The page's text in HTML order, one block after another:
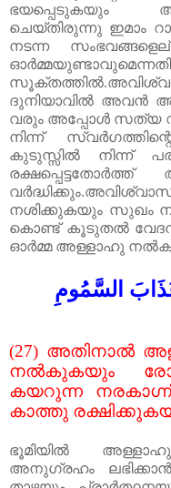
ഭയപ്പെടുകയും
ചെയ്തിരുന്നു ഇമാം
നടന്ന
സൂക്തത്തിൽ.
ദുനിയാവിൽ അവൻ
വരും അപ്പോൾ സത്യ
നിന്ന്
കുടുസ്സിൽ നിന്ന്
വർദ്ധിക്കും.
നശിക്കുകയും സുഖം
കൊണ്ട് കൂടുതൽ
ഓർമ്മ അള്ളാഹു
عَذَابَ السَّمُومِ
(27) അതിനാൽ
നൽകുകയും
കയറുന്ന
കാത്തു
ഭൂമിയിൽ
അനുഗ്രഹം
ലഭിക്കാൻ